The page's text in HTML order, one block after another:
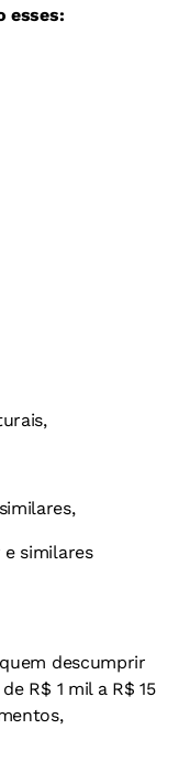
esses:
similares
descumprir
R$ 1 mil a R$ 15